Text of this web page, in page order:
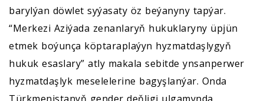
barylýan döwlet syýasaty öz beýanyny tapýar.
“Merkezi Aziýada zenanlaryň hukuklaryny üpjün
etmek boýunça köptaraplaýyn hyzmatdaşlygyň
hukuk esaslary” atly makala sebitde ynsanperwer
hyzmatdaşlyk meselelerine bagyşlanýar. Onda